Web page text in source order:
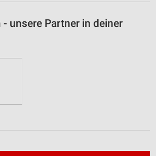
- unsere Partner in deiner